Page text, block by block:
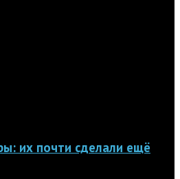
их почти сделали ещё